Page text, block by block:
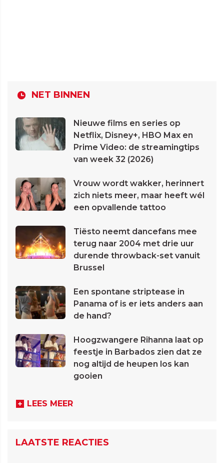
NET BINNEN
Nieuwe films en series op
Netflix, Disney+, HBO Max en
Prime Video: de streamingtips
van week 32 (2026)
Vrouw wordt wakker, herinnert
zich niets meer, maar heeft wél
een opvallende tattoo
Tiësto neemt dancefans mee
terug naar 2004 met drie uur
durende throwback-set vanuit
Brussel
Een spontane striptease in
Panama of is er iets anders aan
de hand?
Hoogzwangere Rihanna laat op
feestje in Barbados zien dat ze
nog altijd de heupen los kan
gooien
LEES MEER
LAATSTE REACTIES